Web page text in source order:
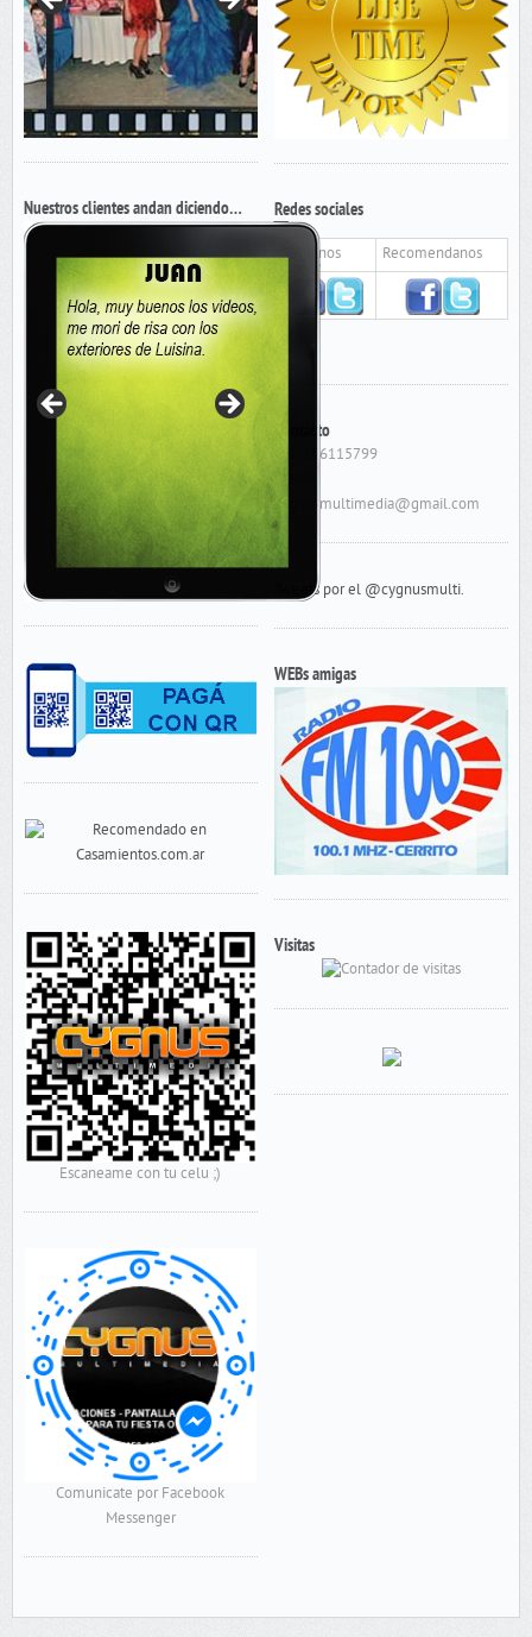
Nuestros clientes andan diciendo…
Escaneame con tu celu ;)
Comunicate por Facebook
Messenger
Redes sociales
Seguinos Recomendanos
Contacto
Cel: 156115799
cygnusmultimedia@gmail.com
Tweets por el @cygnusmulti.
WEBs amigas
Visitas